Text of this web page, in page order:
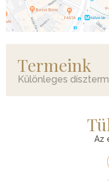
Termeink
Különleges
Az